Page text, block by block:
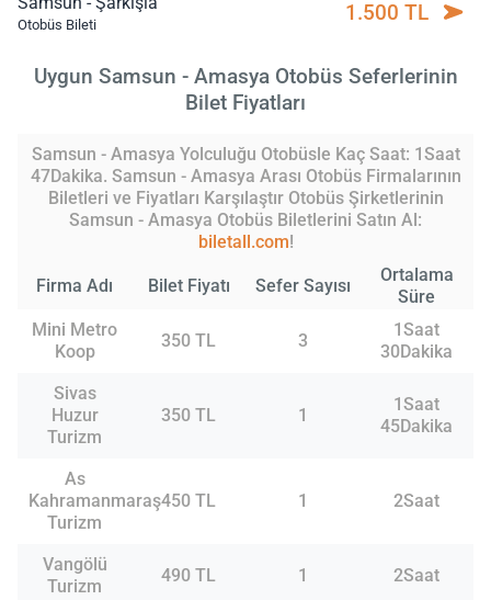
Otobüs Bileti 1.500 TL
Uygun Samsun - Amasya Otobüs Seferlerinin
Bilet Fiyatları
Samsun - Amasya Yolculuğu Otobüsle Kaç Saat: 1Saat
47Dakika. Samsun - Amasya Arası Otobüs Firmalarının
Biletleri ve Fiyatları Karşılaştır Otobüs Şirketlerinin
Samsun - Amasya Otobüs Biletlerini Satın Al:
biletall.com!
Firma Adı Bilet Fiyatı Sefer Sayısı
Ortalama
Süre
Mini Metro
Koop
350 TL 3
1Saat
30Dakika
Sivas
Huzur
Turizm
350 TL 1
1Saat
45Dakika
As
Kahramanmaraş
Turizm
450 TL 1 2Saat
Vangölü
Turizm
490 TL 1 2Saat